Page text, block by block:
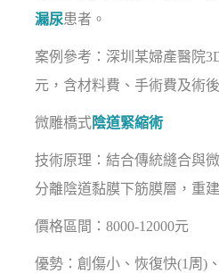
漏尿患者。
案例參考：深圳某婦產醫院
元，含材料費、手術費及術
微雕橋式陰道緊縮術
技術原理：結合傳統縫合與
分離陰道黏膜下筋膜層，重
價格區間：8000-12000元
優勢：創傷小、恢復快(1周)